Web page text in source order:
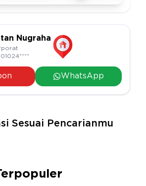
Nugraha
WhatsApp
Sesuai Pencarianmu